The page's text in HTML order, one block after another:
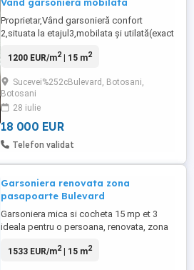
Proprietar,Vând garsonieră confort
2,situata la etajul3,mobilata și utilată(exact
pentru investiție(chirie)str.Colonel
.Tel.0_7_4_1_9_4_7_9_2_5.
1200 EUR/m2| 15 m2
Sucevei%252cBulevard, Botosani,
Botosani
28 iulie
18 000 EUR
Telefon validat
Garsoniera renovata zona
pasapoarte Bulevard
Garsoniera mica si cocheta 15 mp et 3
ideala pentru o persoana, renovata, zona
1533 EUR/m2| 15 m2